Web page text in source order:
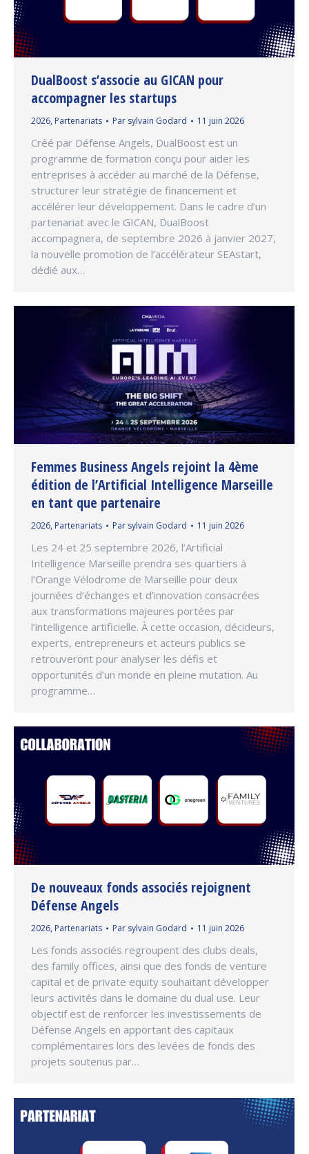
DualBoost s’associe au GICAN pour
accompagner les startups
2026, Partenariats Par sylvain Godard 11 juin 2026
Créé par Défense Angels, DualBoost est un
programme de formation conçu pour aider les
entreprises à accéder au marché de la Défense,
structurer leur stratégie de financement et
accélérer leur développement. Dans le cadre d’un
partenariat avec le GICAN, DualBoost
accompagnera, de septembre 2026 à janvier 2027,
la nouvelle promotion de l’accélérateur SEAstart,
dédié aux…
Femmes Business Angels rejoint la 4ème
édition de l’Artificial Intelligence Marseille
en tant que partenaire
2026, Partenariats Par sylvain Godard 11 juin 2026
Les 24 et 25 septembre 2026, l’Artificial
Intelligence Marseille prendra ses quartiers à
l’Orange Vélodrome de Marseille pour deux
journées d’échanges et d’innovation consacrées
aux transformations majeures portées par
l’intelligence artificielle. À cette occasion, décideurs,
experts, entrepreneurs et acteurs publics se
retrouveront pour analyser les défis et
opportunités d’un monde en pleine mutation. Au
programme…
De nouveaux fonds associés rejoignent
Défense Angels
2026, Partenariats Par sylvain Godard 11 juin 2026
Les fonds associés regroupent des clubs deals,
des family offices, ainsi que des fonds de venture
capital et de private equity souhaitant développer
leurs activités dans le domaine du dual use. Leur
objectif est de renforcer les investissements de
Défense Angels en apportant des capitaux
complémentaires lors des levées de fonds des
projets soutenus par…